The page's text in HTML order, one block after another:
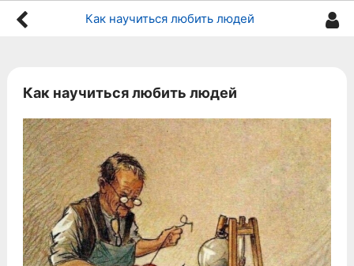
Как научиться любить людей
Как научиться любить людей